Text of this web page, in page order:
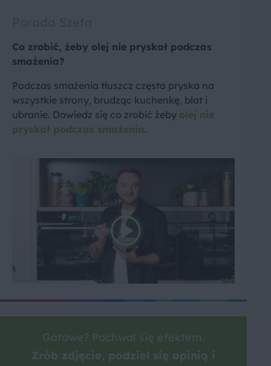
Co zrobić, żeby olej nie pryskał podczas
smażenia?
Podczas smażenia tłuszcz często pryska na
wszystkie strony, brudząc kuchenkę, blat i
ubranie. Dowiedz się co zrobić żeby olej nie
pryskał podczas smażenia.
Gotowe? Pochwal się efektem.
Zrób zdjęcie, podziel się opinią i